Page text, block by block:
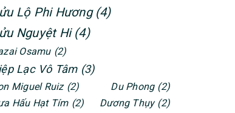
Lộ Phi Hương (4)
Nguyệt Hi (4)
Osamu (2)
Lạc Vô Tâm (3)
Miguel Ruiz (2) Du Phong (2)
Hấu Hạt Tím (2) Dương Thụy (2)